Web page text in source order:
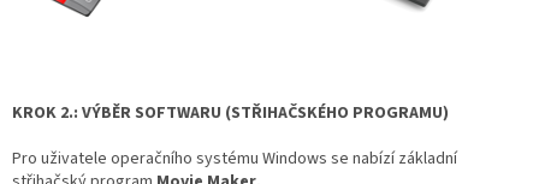
KROK 2.: VÝBĚR SOFTWARU (STŘIHAČSKÉHO PROGRAMU)
Pro uživatele operačního systému Windows se nabízí základní